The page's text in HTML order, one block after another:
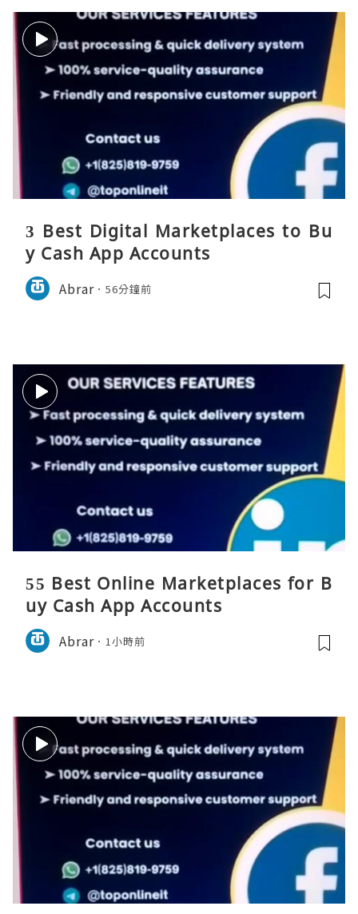
3 Best Digital Marketplaces to Bu
y Cash App Accounts
Abrar 56分鐘前
55 Best Online Marketplaces for B
uy Cash App Accounts
Abrar 1小時前